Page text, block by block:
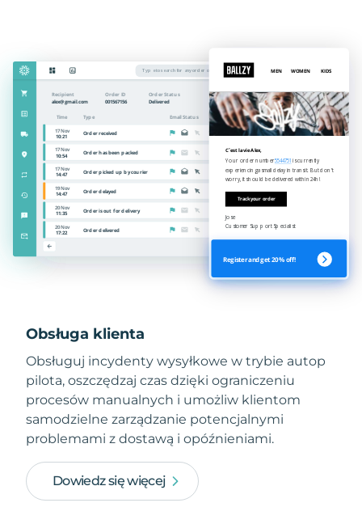
Obsługa klienta
Obsługuj incydenty wysyłkowe w trybie autop
pilota, oszczędzaj czas dzięki ograniczeniu
procesów manualnych i umożliw klientom
samodzielne zarządzanie potencjalnymi
problemami z dostawą i opóźnieniami.
Dowiedz się więcej